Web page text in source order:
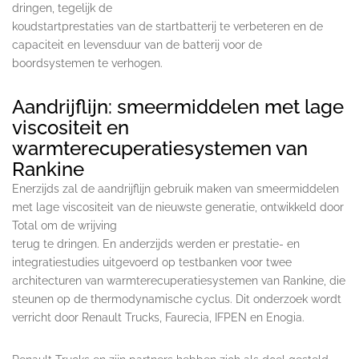
dringen, tegelijk de
koudstartprestaties van de startbatterij te verbeteren en de
capaciteit en levensduur van de batterij voor de
boordsystemen te verhogen.
Aandrijflijn: smeermiddelen met lage
viscositeit en
warmterecuperatiesystemen van
Rankine
Enerzijds zal de aandrijflijn gebruik maken van smeermiddelen
met lage viscositeit van de nieuwste generatie, ontwikkeld door
Total om de wrijving
terug te dringen. En anderzijds werden er prestatie- en
integratiestudies uitgevoerd op testbanken voor twee
architecturen van warmterecuperatiesystemen van Rankine, die
steunen op de thermodynamische cyclus. Dit onderzoek wordt
verricht door Renault Trucks, Faurecia, IFPEN en Enogia.